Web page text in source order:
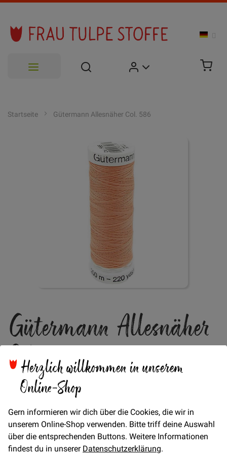
Herzlich willkommen in unserem
Online-Shop
Gern informieren wir dich über die Cookies, die wir in
unserem Online-Shop verwenden. Bitte triff deine Auswahl
über die entsprechenden Buttons. Weitere Informationen
findest du in unsererDatenschutzerklärung.
Startseite Gütermann Allesnäher Col. 586
der
Bildgalerie
springen
Gütermann Allesnäher
Col. 586
Verfügbarkeit Auf Lager
4,95 €
Menge